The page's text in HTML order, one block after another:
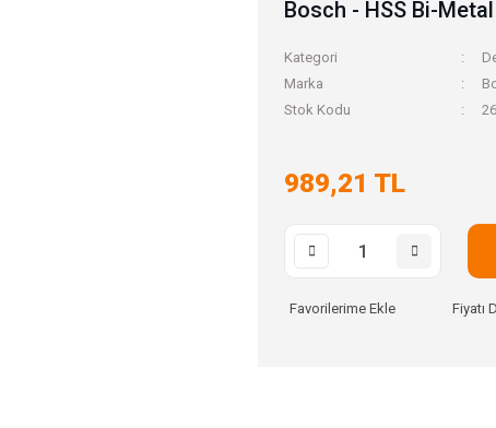
Bosch - HSS Bi-
Kategori
Marka
Stok Kodu
989,21 TL
Fiyatı